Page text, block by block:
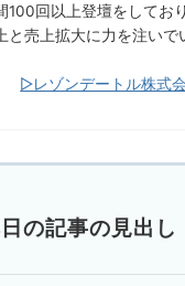
100回以上登壇をしてお
と売上拡大に力を注いで
▷レゾンデートル株式
の記事の見出し